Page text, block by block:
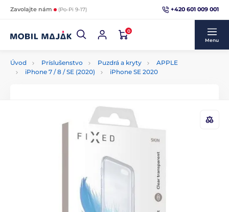
Zavolajte nám (Po-Pi 9-17) +420 601 009 001
0
Menu
Úvod Príslušenstvo Puzdrá a kryty
APPLE
iPhone 7 / 8 / SE (2020)
iPhone SE 2020